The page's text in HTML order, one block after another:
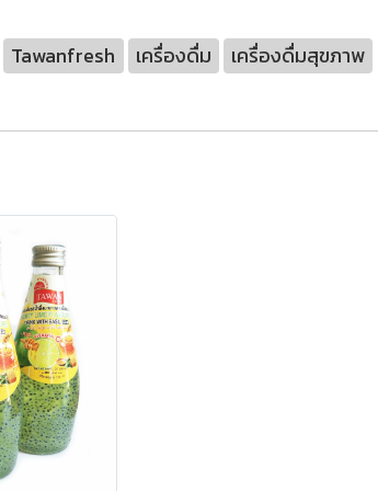
Tawanfresh เครื่องดื่ม เครื่องดื่มสุขภาพ